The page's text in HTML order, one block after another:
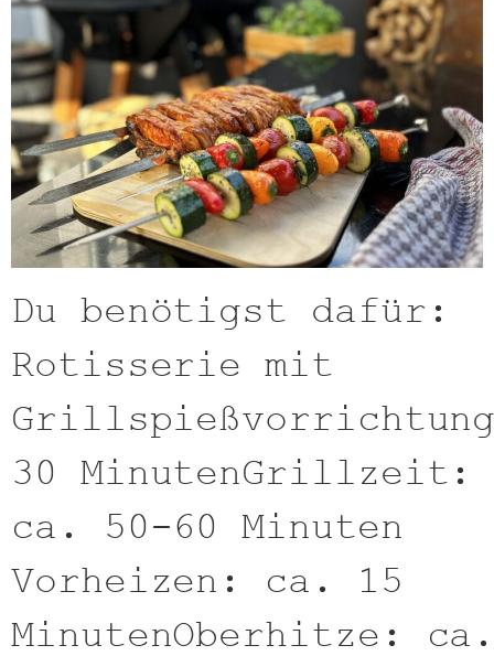
Du benötigst dafür:
Rotisserie mit
30 MinutenGrillzeit:
ca. 50-60 Minuten
Vorheizen: ca. 15
MinutenOberhitze: